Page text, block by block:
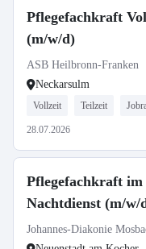
Pflegefachkraft
(m/w/d)
ASB Heilbronn-Franken
Neckarsulm
Vollzeit Teilzeit
28.07.2026
Pflegefachkraft im
Nachtdienst (m/w/
Johannes-Diakonie